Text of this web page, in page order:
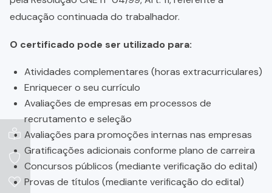
educação continuada do trabalhador.
O certificado pode ser utilizado para:
Atividades complementares (horas extracurriculares)
Enriquecer o seu currículo
Avaliações de empresas em processos de
recrutamento e seleção
Avaliações para promoções internas nas empresas
Gratificações adicionais conforme plano de carreira
Concursos públicos (mediante verificação do edital)
Provas de títulos (mediante verificação do edital)